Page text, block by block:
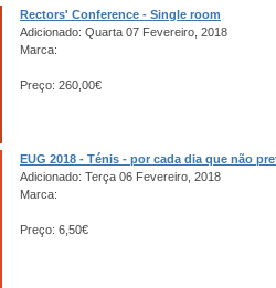
Rectors' Conference - Single room
Adicionado: Quarta 07 Fevereiro, 2018
Marca:
Preço: 260,00€
EUG 2018 - Ténis - por cada dia que não
Adicionado: Terça 06 Fevereiro, 2018
Marca:
Preço: 6,50€